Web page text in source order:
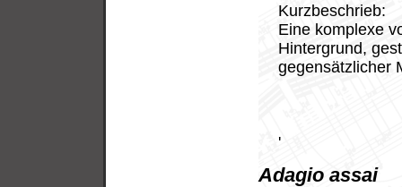
Kurzbeschrieb:
Eine komplexe
Hintergrund,
gegensätzlicher
'
Adagio assai